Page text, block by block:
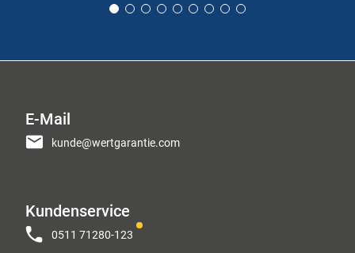
E-Mail
kunde@wertgarantie.com
Kundenservice
0511 71280-123